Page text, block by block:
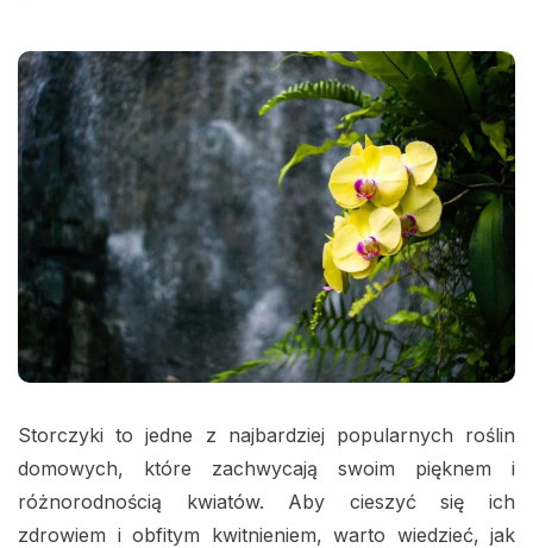
Storczyki to jedne z najbardziej popularnych roślin
domowych, które zachwycają swoim pięknem i
różnorodnością kwiatów. Aby cieszyć się ich
zdrowiem i obfitym kwitnieniem, warto wiedzieć, jak